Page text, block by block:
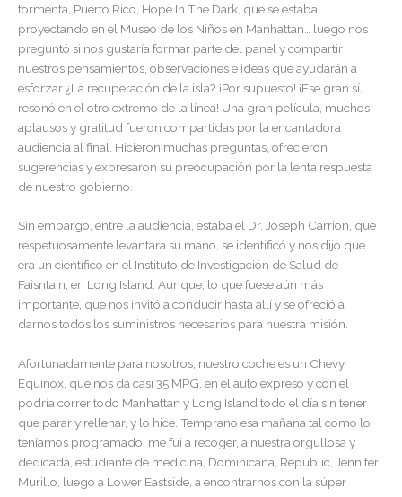
tormenta, Puerto Rico, Hope In The Dark, que se estaba
proyectando en el Museo de los Niños en Manhattan… luego nos
preguntó si nos gustaría formar parte del panel y compartir
nuestros pensamientos, observaciones e ideas que ayudarán a
esforzar ¿La recuperación de la isla? ¡Por supuesto! ¡Ese gran sí,
resonó en el otro extremo de la línea! Una gran película, muchos
aplausos y gratitud fueron compartidas por la encantadora
audiencia al final. Hicieron muchas preguntas, ofrecieron
sugerencias y expresaron su preocupación por la lenta respuesta
de nuestro gobierno.
Sin embargo, entre la audiencia, estaba el Dr. Joseph Carrion, que
respetuosamente levantara su mano, se identificó y nos dijo que
era un científico en el Instituto de Investigación de Salud de
Faisntain, en Long Island. Aunque, lo que fuese aún más
importante, que nos invitó a conducir hasta allí y se ofreció a
darnos todos los suministros necesarios para nuestra misión.
Afortunadamente para nosotros, nuestro coche es un Chevy
Equinox, que nos da casi 35 MPG, en el auto expreso y con el
podría correr todo Manhattan y Long Island todo el día sin tener
que parar y rellenar, y lo hice. Temprano esa mañana tal como lo
teníamos programado, me fui a recoger, a nuestra orgullosa y
dedicada, estudiante de medicina, Dominicana, Republic, Jennifer
Murillo, luego a Lower Eastside, a encontrarnos con la súper